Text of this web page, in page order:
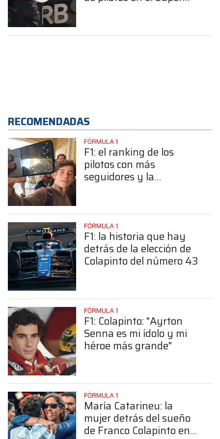
RECOMENDADAS
FÓRMULA 1
F1: el ranking de los
pilotos con más
seguidores y la
FÓRMULA 1
F1: la historia que hay
detrás de la elección de
Colapinto del número 43
FÓRMULA 1
F1: Colapinto: "Ayrton
Senna es mi ídolo y mi
héroe más grande"
FÓRMULA 1
María Catarineu: la
mujer detrás del sueño
de Franco Colapinto en